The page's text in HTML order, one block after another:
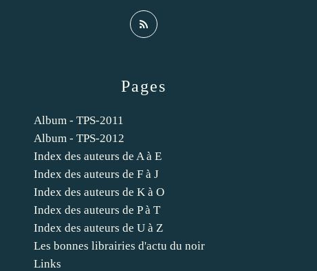
Pages
Album - TPS-2011
Album - TPS-2012
Index des auteurs de A à E
Index des auteurs de F à J
Index des auteurs de K à O
Index des auteurs de P à T
Index des auteurs de U à Z
Les bonnes librairies d'actu du noir
Links